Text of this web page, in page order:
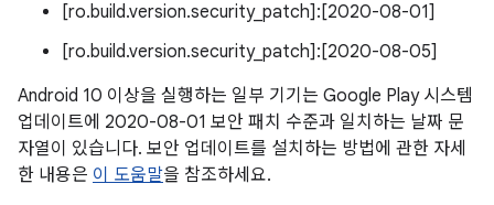
[ro.build.version.security_patch]:[2020-08-01]
[ro.build.version.security_patch]:[2020-08-05]
Android 10 이상을 실행하는 일부 기기는 Google Play 시스템
업데이트에 2020-08-01 보안 패치 수준과 일치하는 날짜 문
자열이 있습니다. 보안 업데이트를 설치하는 방법에 관한 자세
한 내용은 이 도움말을 참조하세요.